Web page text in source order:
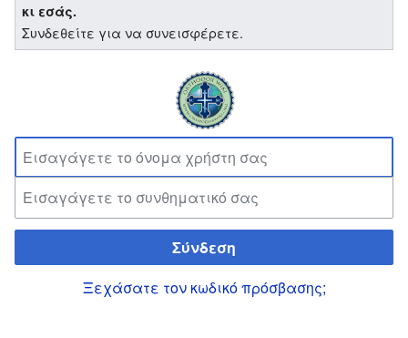
κι εσάς.
Συνδεθείτε για να συνεισφέρετε.
Σύνδεση
Ξεχάσατε τον κωδικό πρόσβασης;